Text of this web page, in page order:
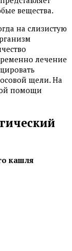
вещества.
на слизистую
лечение
щели. На
помощи
кашля